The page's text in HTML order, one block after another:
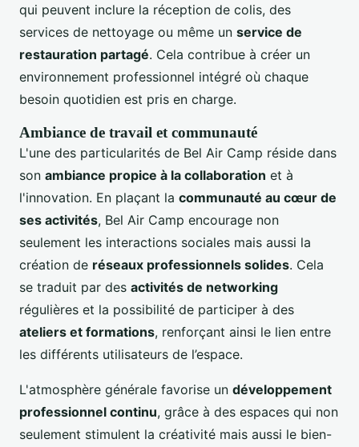
qui peuvent inclure la réception de colis, des
services de nettoyage ou même un service de
restauration partagé. Cela contribue à créer un
environnement professionnel intégré où chaque
besoin quotidien est pris en charge.
Ambiance de travail et communauté
L'une des particularités de Bel Air Camp réside dans
son ambiance propice à la collaboration et à
l'innovation. En plaçant la communauté au cœur de
ses activités, Bel Air Camp encourage non
seulement les interactions sociales mais aussi la
création de réseaux professionnels solides. Cela
se traduit par des activités de networking
régulières et la possibilité de participer à des
ateliers et formations, renforçant ainsi le lien entre
les différents utilisateurs de l’espace.
L'atmosphère générale favorise un développement
professionnel continu, grâce à des espaces qui non
seulement stimulent la créativité mais aussi le bien-